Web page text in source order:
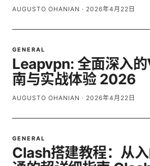
AUGUSTO OHANIAN · 2026年4月22日
GENERAL
Leapvpn: 全面深入
南与实战体验 2026
AUGUSTO OHANIAN · 2026年4月22日
GENERAL
Clash搭建教程：从